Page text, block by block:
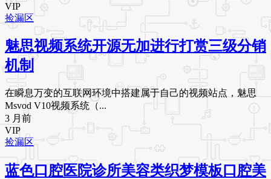
VIP
捡漏区
魅思视频系统开源无加进行打赏三级分销
机制
在瞬息万变的互联网环境中搭建属于自己的视频站点，魅思
Msvod V10视频系统（...
3 月前
VIP
捡漏区
蓝色口腔医院诊所美容类织梦模板口腔美